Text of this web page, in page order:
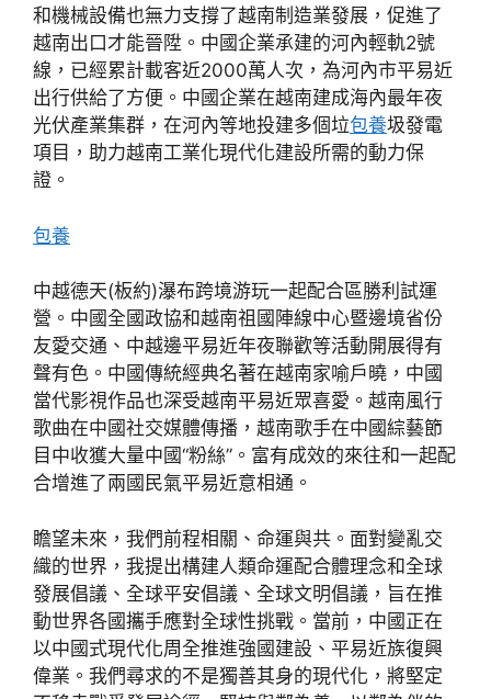
和機械設備也無力支撐了越南制造業發展，促進了
越南出口才能晉陞。中國企業承建的河內輕軌2號
線，已經累計載客近2000萬人次，為河內市平易近
出行供給了方便。中國企業在越南建成海內最年夜
光伏產業集群，在河內等地投建多個垃包養圾發電
項目，助力越南工業化現代化建設所需的動力保
證。
包養
中越德天(板約)瀑布跨境游玩一起配合區勝利試運
營。中國全國政協和越南祖國陣線中心暨邊境省份
友愛交通、中越邊平易近年夜聯歡等活動開展得有
聲有色。中國傳統經典名著在越南家喻戶曉，中國
當代影視作品也深受越南平易近眾喜愛。越南風行
歌曲在中國社交媒體傳播，越南歌手在中國綜藝節
目中收獲大量中國“粉絲”。富有成效的來往和一起配
合增進了兩國民氣平易近意相通。
瞻望未來，我們前程相關、命運與共。面對變亂交
織的世界，我提出構建人類命運配合體理念和全球
發展倡議、全球平安倡議、全球文明倡議，旨在推
動世界各國攜手應對全球性挑戰。當前，中國正在
以中國式現代化周全推進強國建設、平易近族復興
偉業。我們尋求的不是獨善其身的現代化，將堅定